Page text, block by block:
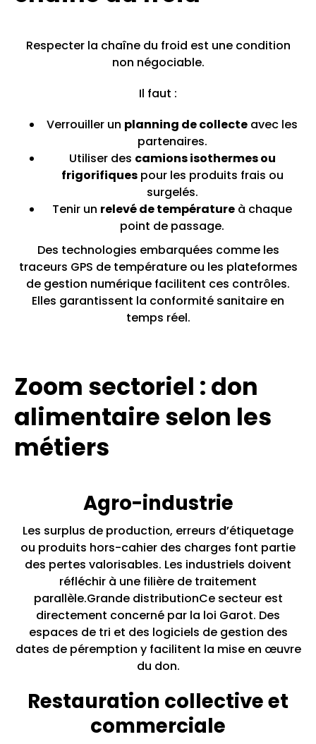
Respecter la chaîne du froid est une condition
non négociable.
Il faut :
Verrouiller un planning de collecte avec les
partenaires.
Utiliser des camions isothermes ou
frigorifiquespour les produits frais ou
surgelés.
Tenir un relevé de température à chaque
point de passage.
Des technologies embarquées comme les
traceurs GPS de température ou les plateformes
de gestion numérique facilitent ces contrôles.
Elles garantissent la conformité sanitaire en
temps réel.
Zoom sectoriel : don
alimentaire selon les
métiers
Agro-industrie
Les surplus de production, erreurs d’étiquetage
ou produits hors-cahier des charges font partie
des pertes valorisables. Les industriels doivent
réfléchir à une filière de traitement
parallèle.Grande distributionCe secteur est
directement concerné par la loi Garot. Des
espaces de tri et des logiciels de gestion des
dates de péremption y facilitent la mise en œuvre
du don.
Restauration collective et
commerciale